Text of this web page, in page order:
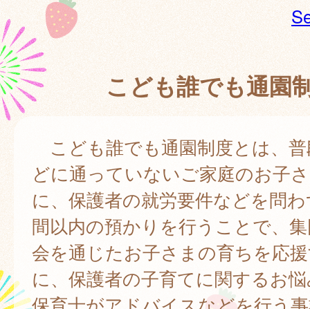
こども誰でも通園
こども誰でも通園制度とは、
どに通っていないご家庭のお子
に、保護者の就労要件などを問
間以内の預かりを行うことで、
会を通じたお子さまの育ちを応
に、保護者の子育てに関するお